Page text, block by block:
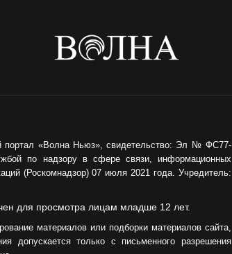
портал «Волна Ньюз», свидетельство: Эл № ФС77-
по надзору в сфере связи, информационных
(Роскомнадзор) 07 июля 2021 года. Учредитель:
для просмотра лицам младше 12 лет.
материалов или подборки материалов сайта,
допускается только с письменного разрешения